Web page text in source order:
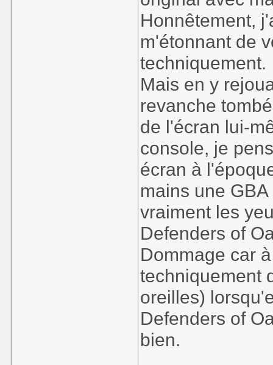
Honnêtement,
m'étonnant de
techniquement.
Mais en y
revanche
de l'écran lui-
console, je
écran à
mains une
vraiment les
Defenders of
Dommage car
techniquement
oreilles)
Defenders of
bien.